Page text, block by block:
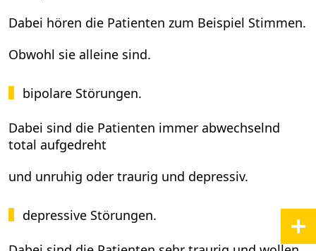
Dabei hören die Patienten zum Beispiel Stimmen.
Obwohl sie alleine sind.
bipolare Störungen.
Dabei sind die Patienten immer abwechselnd
total aufgedreht
und unruhig oder traurig und depressiv.
depressive Störungen.